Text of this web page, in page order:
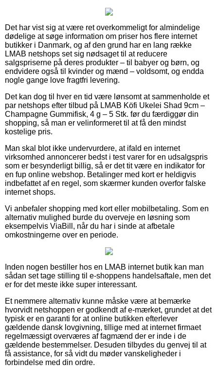
Det har vist sig at være ret overkommeligt for almindelige
dødelige at søge information om priser hos flere internet
butikker i Danmark, og af den grund har en lang række
LMAB netshops set sig nødsaget til at reducere
salgspriserne på deres produkter – til babyer og børn, og
endvidere også til kvinder og mænd – voldsomt, og endda
nogle gange love fragtfri levering.
Det kan dog til hver en tid være lønsomt at sammenholde et
par netshops efter tilbud på LMAB Köfi Ukelei Shad 9cm –
Champagne Gummifisk, 4 g – 5 Stk. før du færdiggør din
shopping, så man er velinformeret til at få den mindst
kostelige pris.
Man skal blot ikke undervurdere, at ifald en internet
virksomhed annoncerer bedst i test varer for en udsalgspris
som er besynderligt billig, så er det tit være en indikator for
en fup online webshop. Betalinger med kort er heldigvis
indbefattet af en regel, som skærmer kunden overfor falske
internet shops.
Vi anbefaler shopping med kort eller mobilbetaling. Som en
alternativ mulighed burde du overveje en løsning som
eksempelvis ViaBill, når du har i sinde at afbetale
omkostningerne over en periode.
Inden nogen bestiller hos en LMAB internet butik kan man
sådan set tage stilling til e-shoppens handelsaftale, men det
er for det meste ikke super interessant.
Et nemmere alternativ kunne måske være at bemærke
hvorvidt netshoppen er godkendt af e-mærket, grundet at det
typisk er en garanti for at online butikken efterlever
gældende dansk lovgivning, tillige med at internet firmaet
regelmæssigt overværes af fagmænd der er inde i de
gældende bestemmelser. Desuden tilbydes du genvej til at
få assistance, for så vidt du møder vanskeligheder i
forbindelse med din ordre.